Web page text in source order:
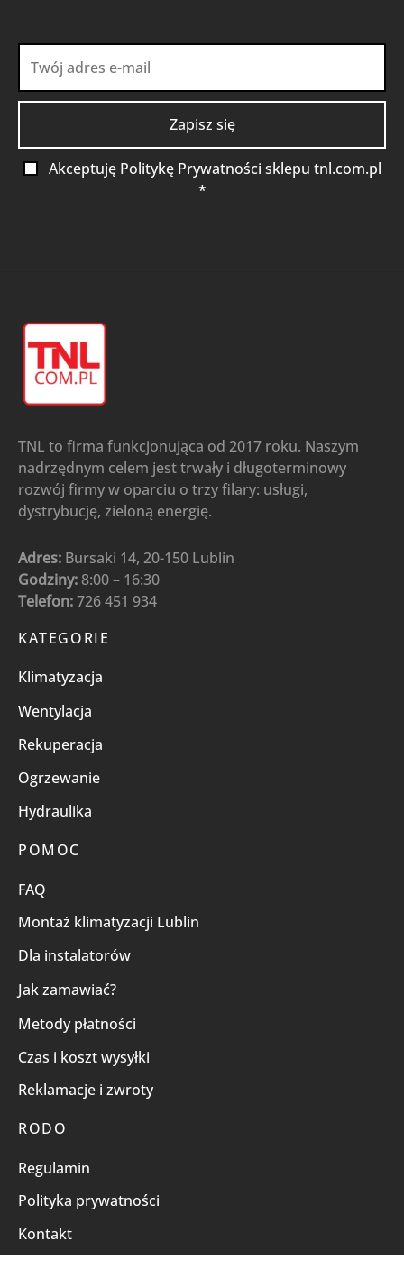
Akceptuję Politykę Prywatności sklepu tnl.com.pl
*
TNL to firma funkcjonująca od 2017 roku. Naszym
nadrzędnym celem jest trwały i długoterminowy
rozwój firmy w oparciu o trzy filary: usługi,
dystrybucję, zieloną energię.
Adres: Bursaki 14, 20-150 Lublin
Godziny: 8:00 – 16:30
Telefon:726 451 934
KATEGORIE
Klimatyzacja
Wentylacja
Rekuperacja
Ogrzewanie
Hydraulika
POMOC
FAQ
Montaż klimatyzacji Lublin
Dla instalatorów
Jak zamawiać?
Metody płatności
Czas i koszt wysyłki
Reklamacje i zwroty
RODO
Regulamin
Polityka prywatności
Kontakt